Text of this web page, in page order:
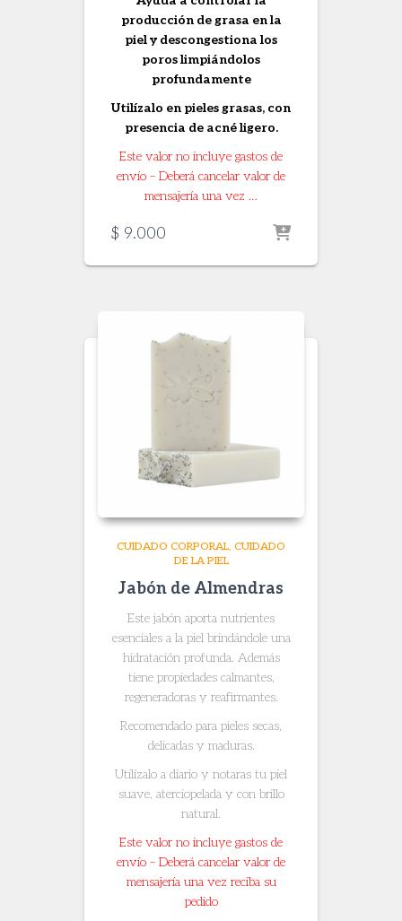
producción de grasa en la
piel y descongestiona los
poros limpiándolos
profundamente
Utilízalo en pieles grasas, con
presencia de acné ligero.
Este valor no incluye gastos de
envío – Deberá cancelar valor de
mensajería una vez …
$ 9.000
CUIDADO CORPORAL CUIDADO
DE LA PIEL
Jabón de Almendras
Este jabón aporta nutrientes
esenciales a la piel brindándole una
hidratación profunda. Además
tiene propiedades calmantes,
regeneradoras y reafirmantes.
Recomendado para pieles secas,
delicadas y maduras.
Utilízalo a diario y notaras tu piel
suave, aterciopelada y con brillo
natural.
Este valor no incluye gastos de
envío – Deberá cancelar valor de
mensajería una vez reciba su
pedido